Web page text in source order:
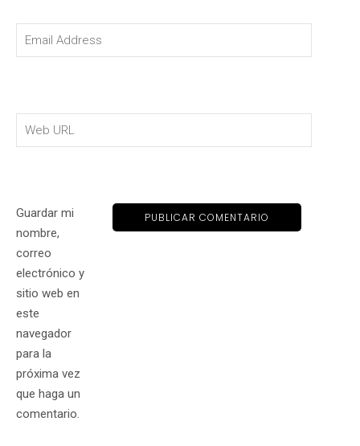
Guardar mi
nombre,
correo
electrónico y
sitio web en
este
navegador
para la
próxima vez
que haga un
comentario.